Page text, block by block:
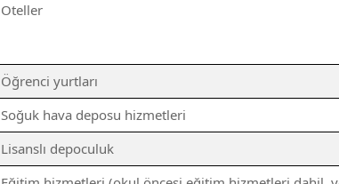
Oteller
Öğrenci yurtları
Soğuk hava deposu hizmetleri
Lisanslı depoculuk